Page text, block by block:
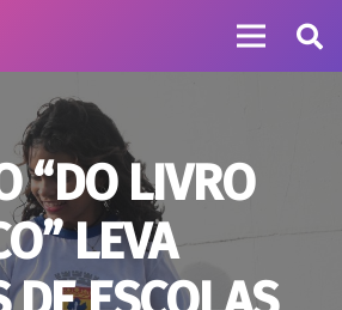
“DO LIVRO
LEVA